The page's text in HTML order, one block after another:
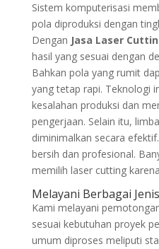
Sistem komputerisasi
pola diproduksi dengan
Dengan Jasa Laser
hasil yang sesuai dengan
Bahkan pola yang rumit
yang tetap rapi. Teknologi
kesalahan produksi dan
pengerjaan. Selain itu,
diminimalkan secara
bersih dan profesional.
memilih laser cutting
Melayani Berbagai
Kami melayani
sesuai kebutuhan proyek
umum diproses meliputi